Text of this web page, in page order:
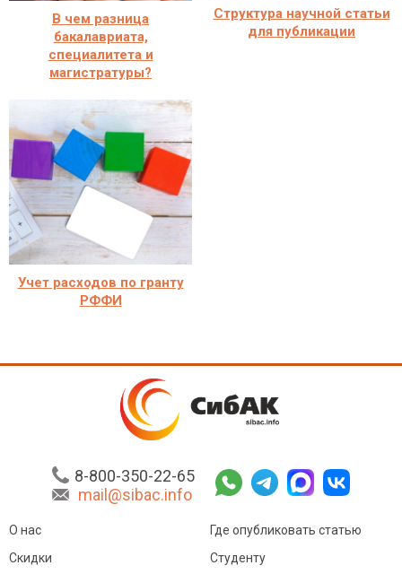
В чем разница
бакалавриата,
специалитета и
магистратуры?
Структура научной статьи
для публикации
Учет расходов по гранту
РФФИ
8-800-350-22-65
mail@sibac.info
О нас
Скидки
Где опубликовать статью
Студенту